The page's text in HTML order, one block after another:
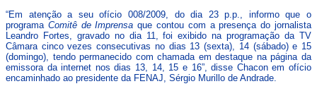
“Em atenção a seu ofício 008/2009, do dia 23 p.p., informo que o
programa Comitê de Imprensa que contou com a presença do jornalista
Leandro Fortes, gravado no dia 11, foi exibido na programação da TV
Câmara cinco vezes consecutivas no dias 13 (sexta), 14 (sábado) e 15
(domingo), tendo permanecido com chamada em destaque na página da
emissora da internet nos dias 13, 14, 15 e 16”, disse Chacon em ofício
encaminhado ao presidente da FENAJ, Sérgio Murillo de Andrade.